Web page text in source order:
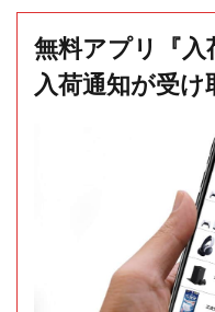
無料アプリ『
入荷通知が受け